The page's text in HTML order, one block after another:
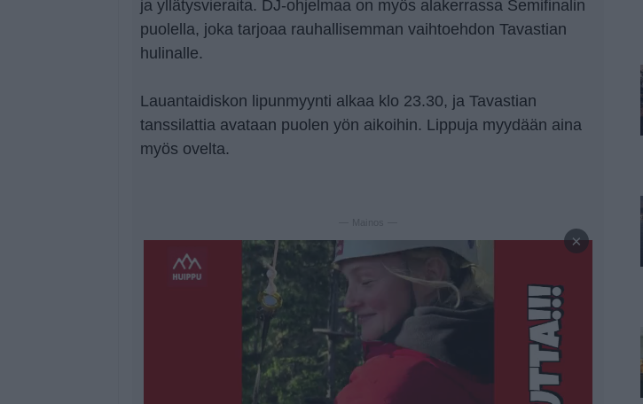
ja yllätysvieraita. DJ-ohjelmaa on myös alakerrassa Semifinalin
puolella, joka tarjoaa rauhallisemman vaihtoehdon Tavastian
hulinalle.
Lauantaidiskon lipunmyynti alkaa klo 23.30, ja Tavastian
tanssilattia avataan puolen yön aikoihin. Lippuja myydään aina
myös ovelta.
— Mainos —
×